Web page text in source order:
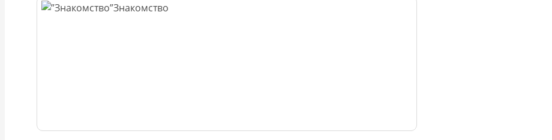
Знакомство